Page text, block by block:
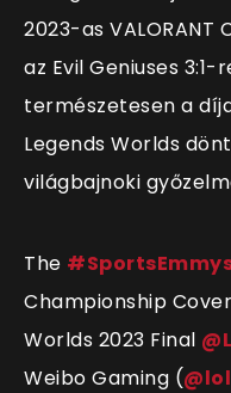
2023-as VALORANT
az Evil Geniuses
természetesen a
Legends Worlds
világbajnoki
The
Championship
Worlds 2023 Final
Weibo Gaming (